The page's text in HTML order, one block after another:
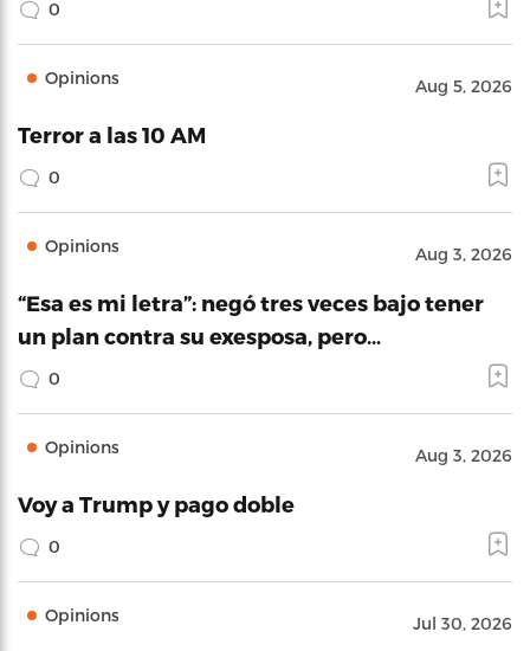
0
Opinions Aug 5, 2026
Terror a las 10 AM
0
Opinions Aug 3, 2026
“Esa es mi letra”: negó tres veces bajo tener
un plan contra su exesposa, pero…
0
Opinions Aug 3, 2026
Voy a Trump y pago doble
0
Opinions Jul 30, 2026